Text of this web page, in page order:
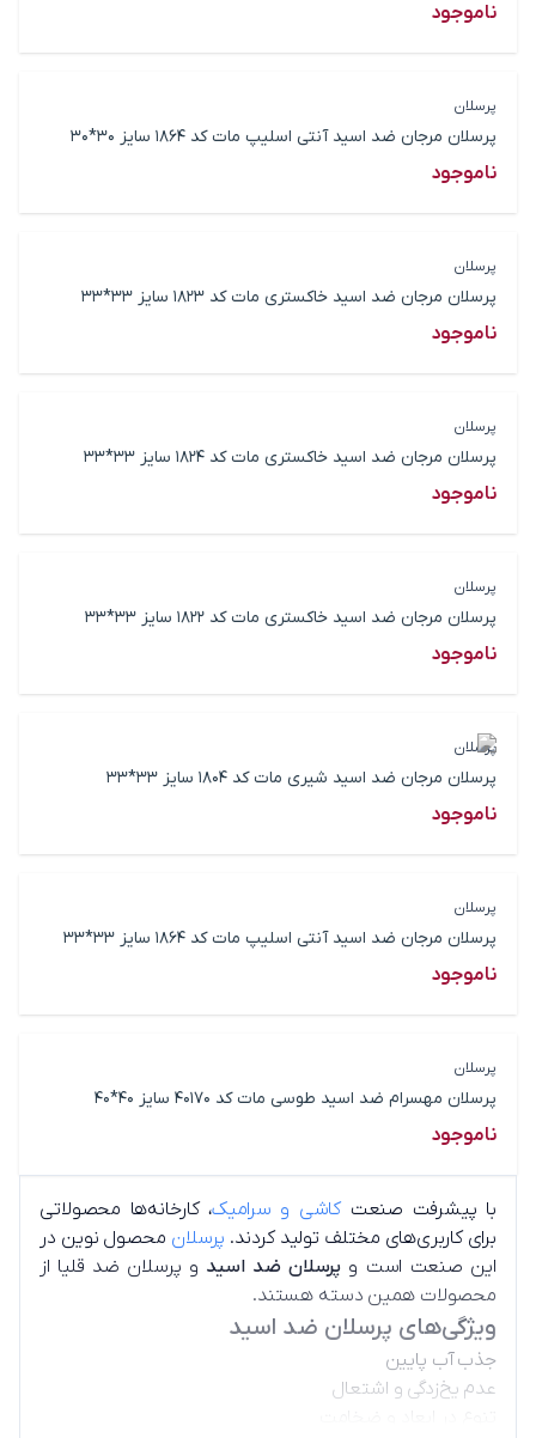
ناموجود
پرسلان
پرسلان مرجان ضد اسید آنتی اسلیپ مات کد 1864 سایز 30*30
ناموجود
پرسلان
پرسلان مرجان ضد اسید خاکستری مات کد 1823 سایز 33*33
ناموجود
پرسلان
پرسلان مرجان ضد اسید خاکستری مات کد 1824 سایز 33*33
ناموجود
پرسلان
پرسلان مرجان ضد اسید خاکستری مات کد 1822 سایز 33*33
ناموجود
پرسلان
پرسلان مرجان ضد اسید شیری مات کد 1804 سایز 33*33
ناموجود
پرسلان
پرسلان مرجان ضد اسید آنتی اسلیپ مات کد 1864 سایز 33*33
ناموجود
پرسلان
پرسلان مهسرام ضد اسید طوسی مات کد 40170 سایز 40*40
ناموجود
با پیشرفت صنعتکاشی و سرامیک، کارخانه‌ها محصولاتی
برای کاربری‌های مختلف تولید کردند. پرسلان محصول نوین در
این صنعت است و پرسلان ضد اسید و پرسلان ضد قلیا از
محصولات همین دسته هستند.
ویژگی‌های پرسلان ضد اسید
جذب آب پایین
عدم یخ‌زدگی و اشتعال